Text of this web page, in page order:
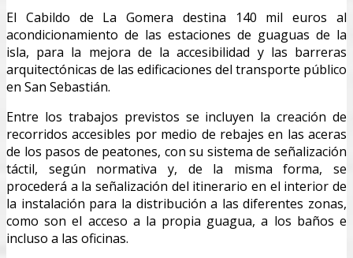
El Cabildo de La Gomera destina 140 mil euros al
acondicionamiento de las estaciones de guaguas de la
isla, para la mejora de la accesibilidad y las barreras
arquitectónicas de las edificaciones del transporte público
en San Sebastián.
Entre los trabajos previstos se incluyen la creación de
recorridos accesibles por medio de rebajes en las aceras
de los pasos de peatones, con su sistema de señalización
táctil, según normativa y, de la misma forma, se
procederá a la señalización del itinerario en el interior de
la instalación para la distribución a las diferentes zonas,
como son el acceso a la propia guagua, a los baños e
incluso a las oficinas.